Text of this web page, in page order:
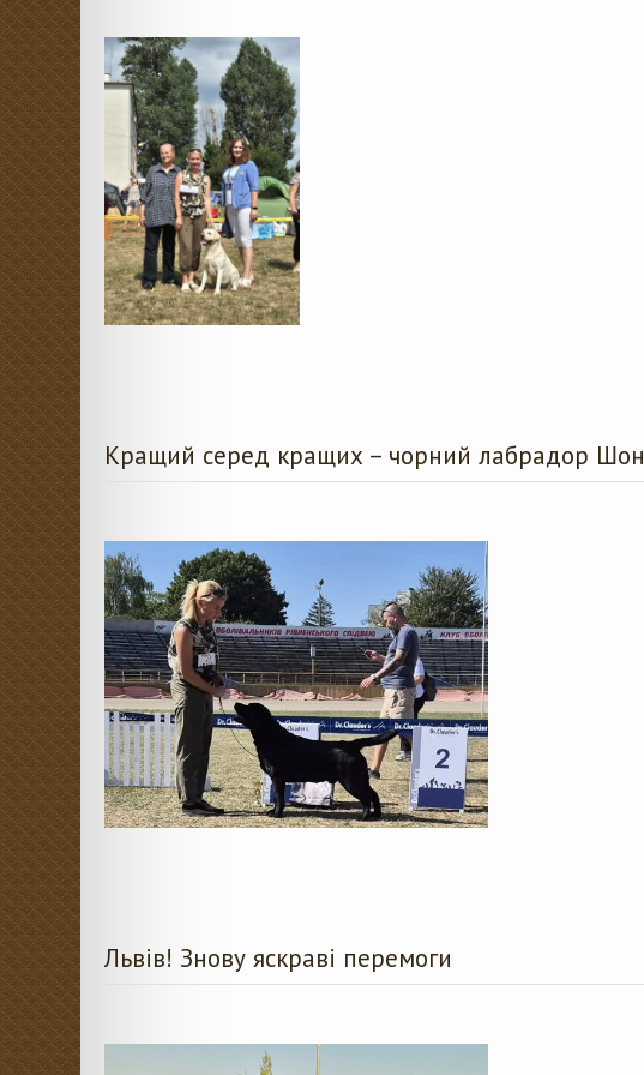
Кращий серед кращих – чорний лабрадор Шон
Львів! Знову яскраві перемоги